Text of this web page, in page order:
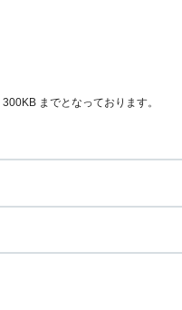
までとなっております。